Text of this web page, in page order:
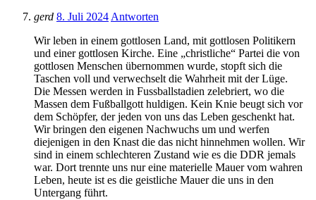
gerd 8. Juli 2024Antworten
Wir leben in einem gottlosen Land, mit gottlosen Politikern
und einer gottlosen Kirche. Eine „christliche“ Partei die von
gottlosen Menschen übernommen wurde, stopft sich die
Taschen voll und verwechselt die Wahrheit mit der Lüge.
Die Messen werden in Fussballstadien zelebriert, wo die
Massen dem Fußballgott huldigen. Kein Knie beugt sich vor
dem Schöpfer, der jeden von uns das Leben geschenkt hat.
Wir bringen den eigenen Nachwuchs um und werfen
diejenigen in den Knast die das nicht hinnehmen wollen. Wir
sind in einem schlechteren Zustand wie es die DDR jemals
war. Dort trennte uns nur eine materielle Mauer vom wahren
Leben, heute ist es die geistliche Mauer die uns in den
Untergang führt.